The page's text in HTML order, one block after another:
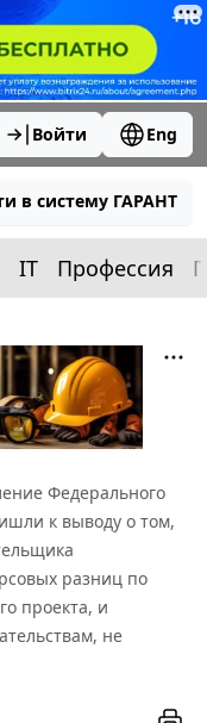
Войти Eng
в систему ГАРАНТ
IT Профессия
Федерального
к выводу о том,
разниц по
проекта, и
не